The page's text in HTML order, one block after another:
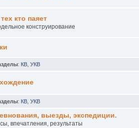
кто паяет
конструирование
: КВ УКВ
: КВ УКВ
выезды, экспедиции.
впечатления, результаты